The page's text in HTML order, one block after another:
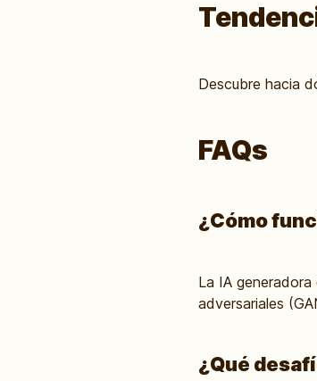
Descubre hacia
FAQs
¿Cómo
La IA
adversariales
¿Qué